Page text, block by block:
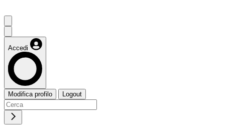
Accedi
Modifica profilo Logout